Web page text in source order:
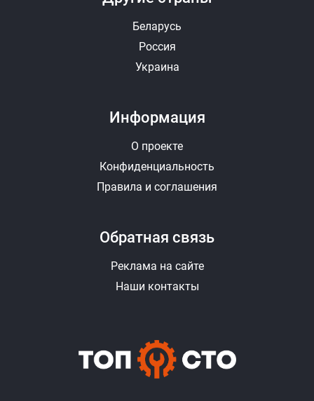
Беларусь
Россия
Украина
Информация
О проекте
Конфиденциальность
Правила и соглашения
Обратная связь
Реклама на сайте
Наши контакты